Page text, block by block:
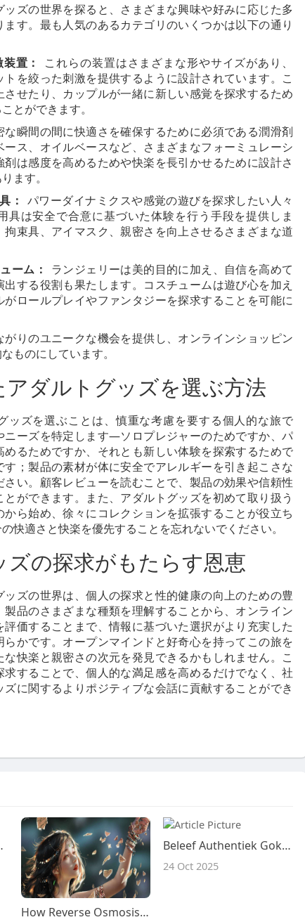
ズの世界を探ると、さまざまな興味や好みに応じた多
す。最も人気のあるカテゴリのいくつかは以下の通り
置：
これらの装置はさまざまな形やサイズがあり、
を絞った刺激を提供するように設計されています。こ
せたり、カップルが一緒に新しい感覚を探求するため
とができます。
な瞬間の間に快適さを確保するために必須である潤滑剤
ス、オイルベースなど、さまざまなフォーミュレーシ
剤は感度を高めるためや快楽を長引かせるために設計さ
ます。
： パワーダイナミクスや感覚の遊びを探求したい人々
具は安全で合意に基づいた体験を行う手段を提供しま
束具、アイマスク、親密さを向上させるさまざまな道
ーム：
ランジェリーは美的目的に加え、自信を高めて
する役割も果たします。コスチュームは遊び心を加え
がロールプレイやファンタジーを探求することを可能に
りのユニークな機会を提供し、オンラインショッピン
ものにしています。
アダルトグッズを選ぶ方法
ッズを選ぶことは、慎重な考慮を要する個人的な旅で
ニーズを特定します—ソロプレジャーのためですか、パ
めるためですか、それとも新しい体験を探索するためで
；製品の素材が体に安全でアレルギーを引き起こさな
い。顧客レビューを読むことで、製品の効果や信頼性
ができます。また、アダルトグッズを初めて取り扱う
ら始め、徐々にコレクションを拡張することが役立ち
快適さと快楽を優先することを忘れないでください。
ズの探求がもたらす恩恵
ズの世界は、個人の探求と性的健康の向上のための豊
品のさまざまな種類を理解することから、オンライン
評価することまで、情報に基づいた選択がより充実した
かです。オープンマインドと好奇心を持ってこの旅を
快楽と親密さの次元を発見できるかもしれません。こ
することで、個人的な満足感を高めるだけでなく、社
に関するよりポジティブな会話に貢献することができ
von Klapprädern!
How Reverse Osmosis Water Filters Are Transforming Cleaning Processes in Industrial Facilities
Beleef Authentiek Gokhal Plezier door SpinPanda Nederland Live Croupier Spellen
24 Oct 2025